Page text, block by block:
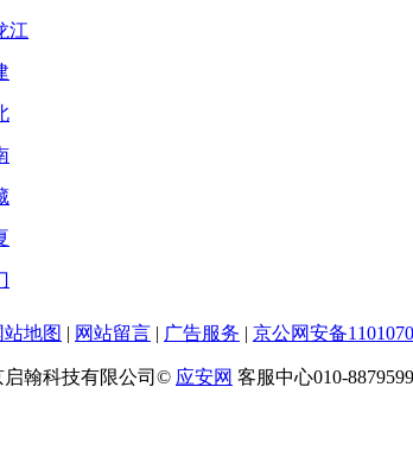
江
站地图 | 网站留言 | 广告服务 | 京公网安备
启翰科技有限公司© 应安网 客服中心010-